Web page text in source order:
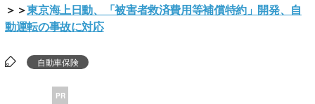
＞＞東京海上日動、「被害者救済費用等補償特約」開発、自
動運転の事故に対応
自動車保険
PR